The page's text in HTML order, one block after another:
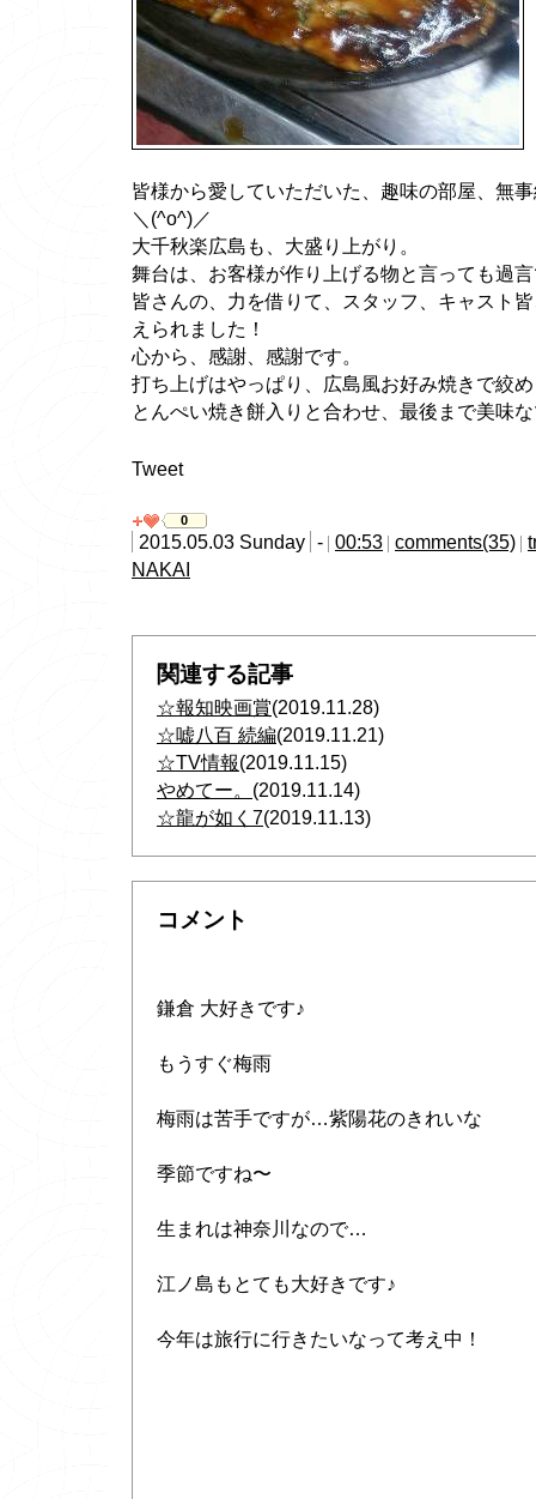
皆様から愛していただいた、趣味の部屋、無
＼(^o^)／
大千秋楽広島も、大盛り上がり。
舞台は、お客様が作り上げる物と言っても過
皆さんの、力を借りて、スタッフ、キャスト
えられました！
心から、感謝、感謝です。
打ち上げはやっぱり、広島風お好み焼きで絞
とんぺい焼き餅入りと合わせ、最後まで美味
Tweet
0
2015.05.03 Sunday - 00:53 comments(35)
NAKAI
関連する記事
☆報知映画賞(2019.11.28)
☆嘘八百 続編(2019.11.21)
☆TV情報(2019.11.15)
やめてー。 (2019.11.14)
☆龍が如く7(2019.11.13)
コメント
鎌倉 大好きです♪
もうすぐ梅雨
梅雨は苦手ですが…紫陽花のきれいな
季節ですね〜
生まれは神奈川なので…
江ノ島もとても大好きです♪
今年は旅行に行きたいなって考え中！